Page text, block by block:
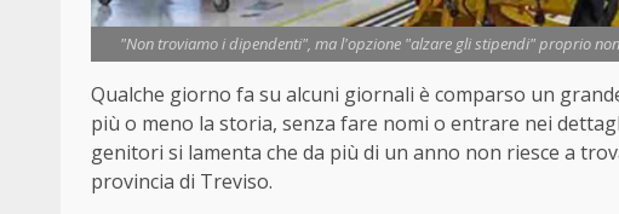
"Non troviamo i dipendenti", ma l'opzione "alzare gli stipendi" proprio
Qualche giorno fa su alcuni giornali è comparso un
più o meno la storia, senza fare nomi o entrare nei
genitori si lamenta che da più di un anno non riesce a
provincia di Treviso.